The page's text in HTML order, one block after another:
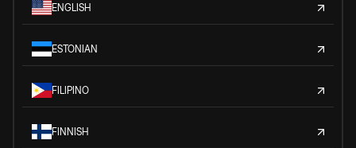
ENGLISH
ESTONIAN
FILIPINO
FINNISH